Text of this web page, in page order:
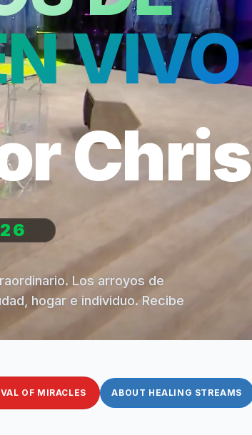
VIVO
Chris
Los arroyos de
hogar e individuo. Recibe
OF MIRACLES ABOUT HEALING STREAMS